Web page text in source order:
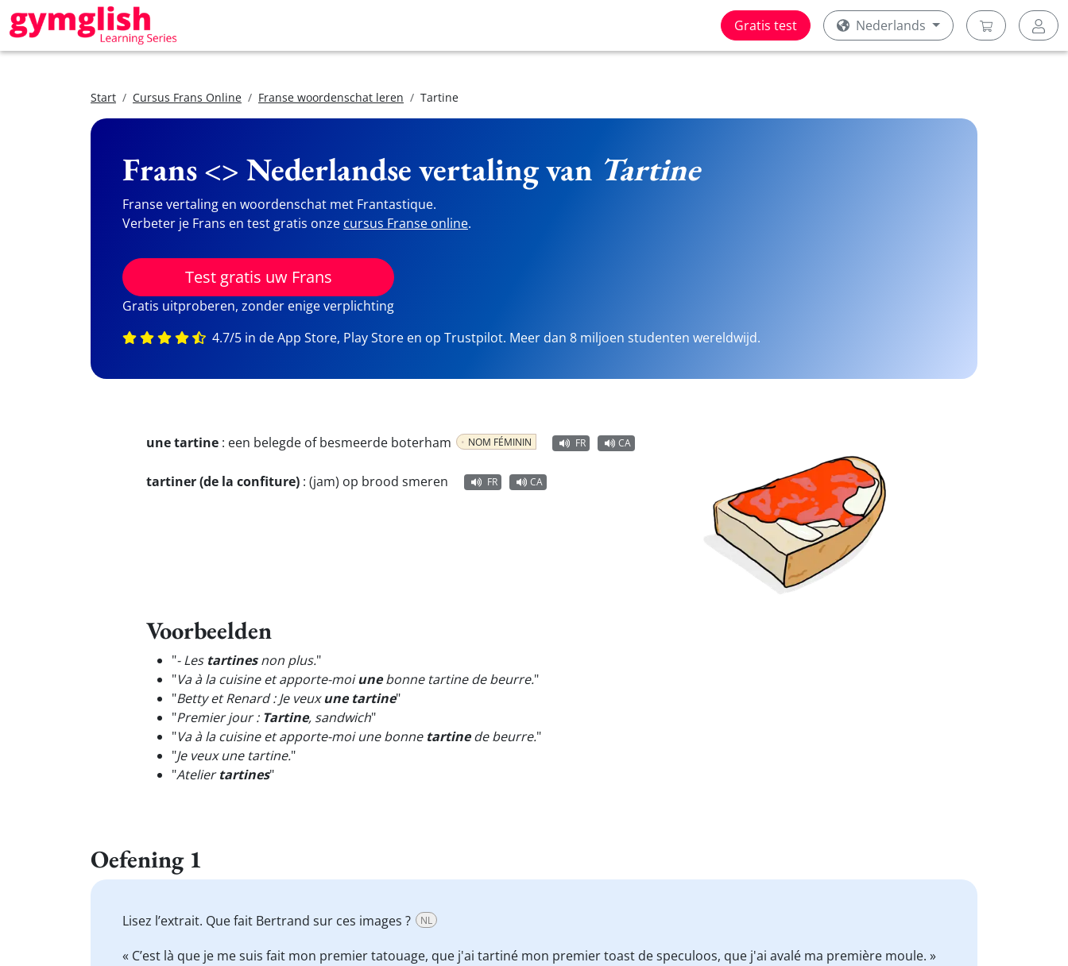
Gratis test Nederlands
Start Cursus Frans Online Franse woordenschat leren Tartine
Frans <> Nederlandse vertaling van Tartine
Franse vertaling en woordenschat met Frantastique.
Verbeter je Frans en test gratis onze cursus Franse online.
Test gratis uw Frans
Gratis uitproberen, zonder enige verplichting
4.7/5 in de App Store, Play Store en op Trustpilot. Meer dan 8 miljoen studenten wereldwijd.
une tartine : een belegde of besmeerde boterham NOM FÉMININ FR CA
tartiner (de la confiture) : (jam) op brood smeren FR CA
Voorbeelden
"- Les tartinesnon plus."
"Va à la cuisine et apporte-moiunebonne tartine de beurre."
"Betty et Renard : Je veuxune tartine"
"Premier jour : Tartine, sandwich"
"Va à la cuisine et apporte-moi une bonne tartinede beurre."
"Je veux une tartine."
"Ateliertartines"
Oefening 1
Lisez l’extrait. Que fait Bertrand sur ces images ? NL
« C’est là que je me suis fait mon premier tatouage, que j'ai tartiné mon premier toast de speculoos, que j'ai avalé ma première moule. »